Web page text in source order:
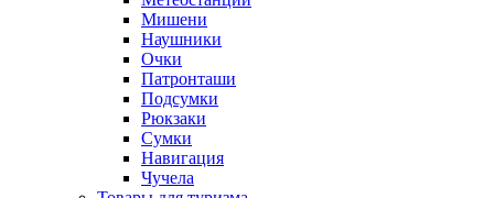
Мишени
Наушники
Очки
Патронташи
Подсумки
Рюкзаки
Сумки
Навигация
Чучела